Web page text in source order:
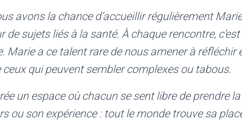
avons la chance d’accueillir régulièrement Marie
sujets liés à la santé. À chaque rencontre, c’est
a ce talent rare de nous amener à réfléchir
qui peuvent sembler complexes ou tabous.
un espace où chacun se sent libre de prendre la
ou son expérience : tout le monde trouve sa